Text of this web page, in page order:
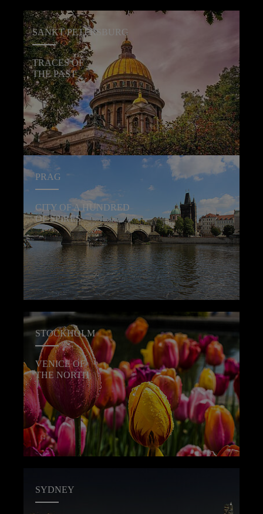
SANKT PETERSBURG
TRACES OF
THE PAST
PRAG
CITY OF A HUNDRED
OF SPIRES
STOCKHOLM
VENICE OF
THE NORTH
SYDNEY